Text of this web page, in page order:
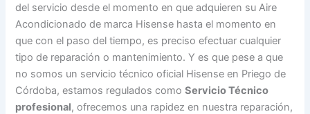
del servicio desde el momento en que adquieren su Aire
Acondicionado de marca Hisense hasta el momento en
que con el paso del tiempo, es preciso efectuar cualquier
tipo de reparación o mantenimiento. Y es que pese a que
no somos un servicio técnico oficial Hisense en Priego de
Córdoba, estamos regulados comoServicio Técnico
profesional, ofrecemos una rapidez en nuestra reparación,